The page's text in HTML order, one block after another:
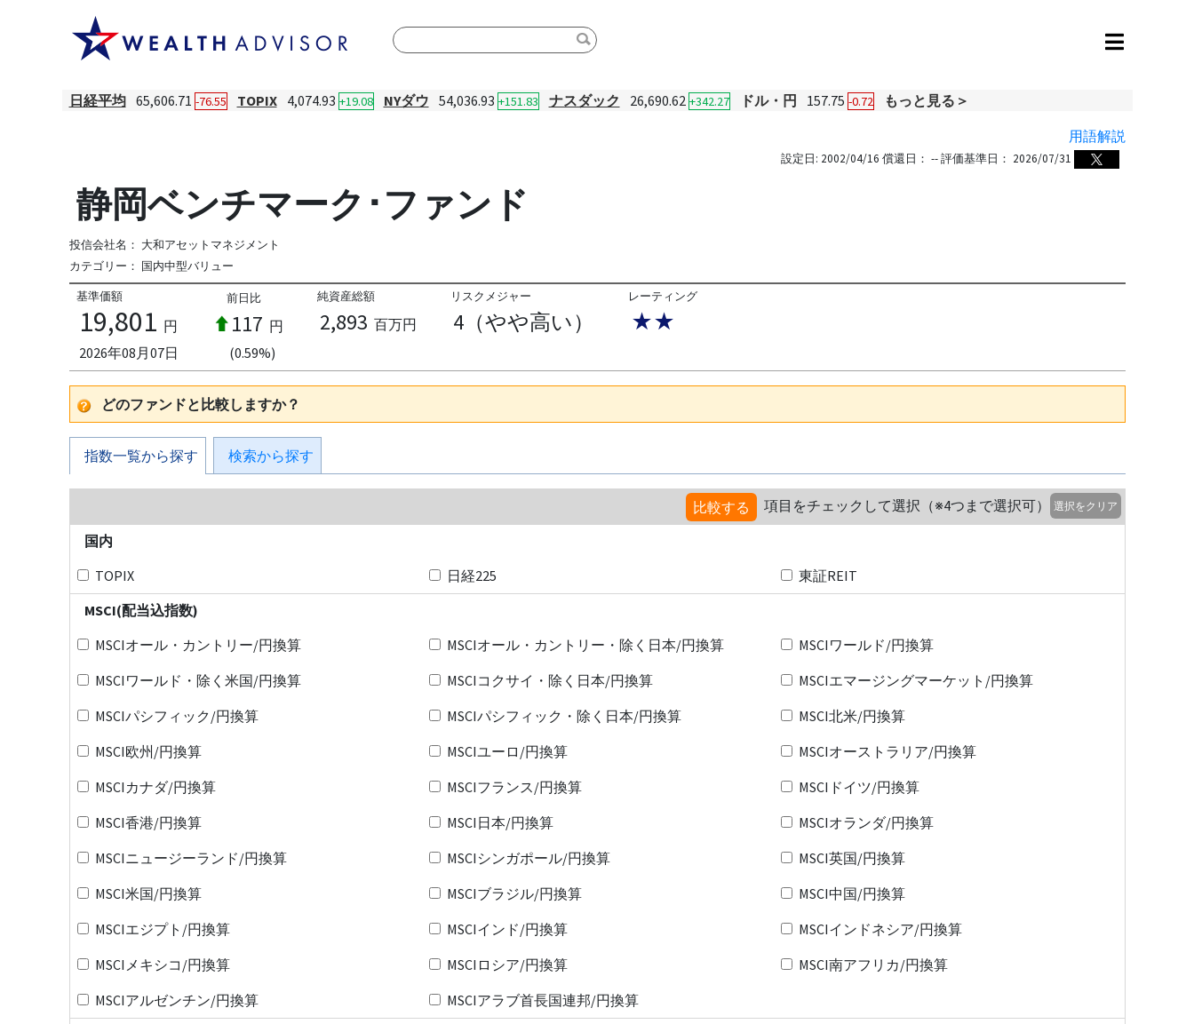
日経平均 65,606.71 -76.55 TOPIX 4,074.93 +19.08 NYダウ 54,036.93 +151.83 ナスダック 26,690.62 +342.27 ドル・円 157.75 -0.72
もっと見る＞
用語解説
設定日: 2002/04/16 償還日： -- 評価基準日： 2026/07/31
静岡ベンチマーク･ファンド
投信会社名： 大和アセットマネジメント
カテゴリー： 国内中型バリュー
基準価額
19,801 円
2026年08月07日
前日比
117 円
(0.59%)
純資産総額
2,893 百万円
リスクメジャー
4（やや高い）
レーティング
★★
どのファンドと比較しますか？
指数一覧から探す 検索から探す
比較する 項目をチェックして選択（※4つまで選択可） 選択をクリア
国内
TOPIX
日経225
東証REIT
MSCI(配当込指数)
MSCIオール・カントリー/円換算
MSCIオール・カントリー・除く日本/円換算
MSCIワールド/円換算
MSCIワールド・除く米国/円換算
MSCIコクサイ・除く日本/円換算
MSCIエマージングマーケット/円換算
MSCIパシフィック/円換算
MSCIパシフィック・除く日本/円換算
MSCI北米/円換算
MSCI欧州/円換算
MSCIユーロ/円換算
MSCIオーストラリア/円換算
MSCIカナダ/円換算
MSCIフランス/円換算
MSCIドイツ/円換算
MSCI香港/円換算
MSCI日本/円換算
MSCIオランダ/円換算
MSCIニュージーランド/円換算
MSCIシンガポール/円換算
MSCI英国/円換算
MSCI米国/円換算
MSCIブラジル/円換算
MSCI中国/円換算
MSCIエジプト/円換算
MSCIインド/円換算
MSCIインドネシア/円換算
MSCIメキシコ/円換算
MSCIロシア/円換算
MSCI南アフリカ/円換算
MSCIアルゼンチン/円換算
MSCIアラブ首長国連邦/円換算